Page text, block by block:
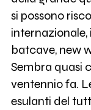
si possono
batcave, new
Sembra quasi
ventennio fa.
esulanti del